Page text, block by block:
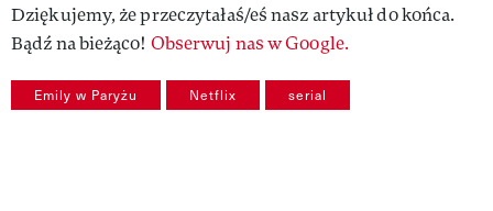
Dziękujemy, że przeczytałaś/eś nasz artykuł do końca.
Bądź na bieżąco! Obserwuj nas w Google.
Emily w Paryżu Netflix serial